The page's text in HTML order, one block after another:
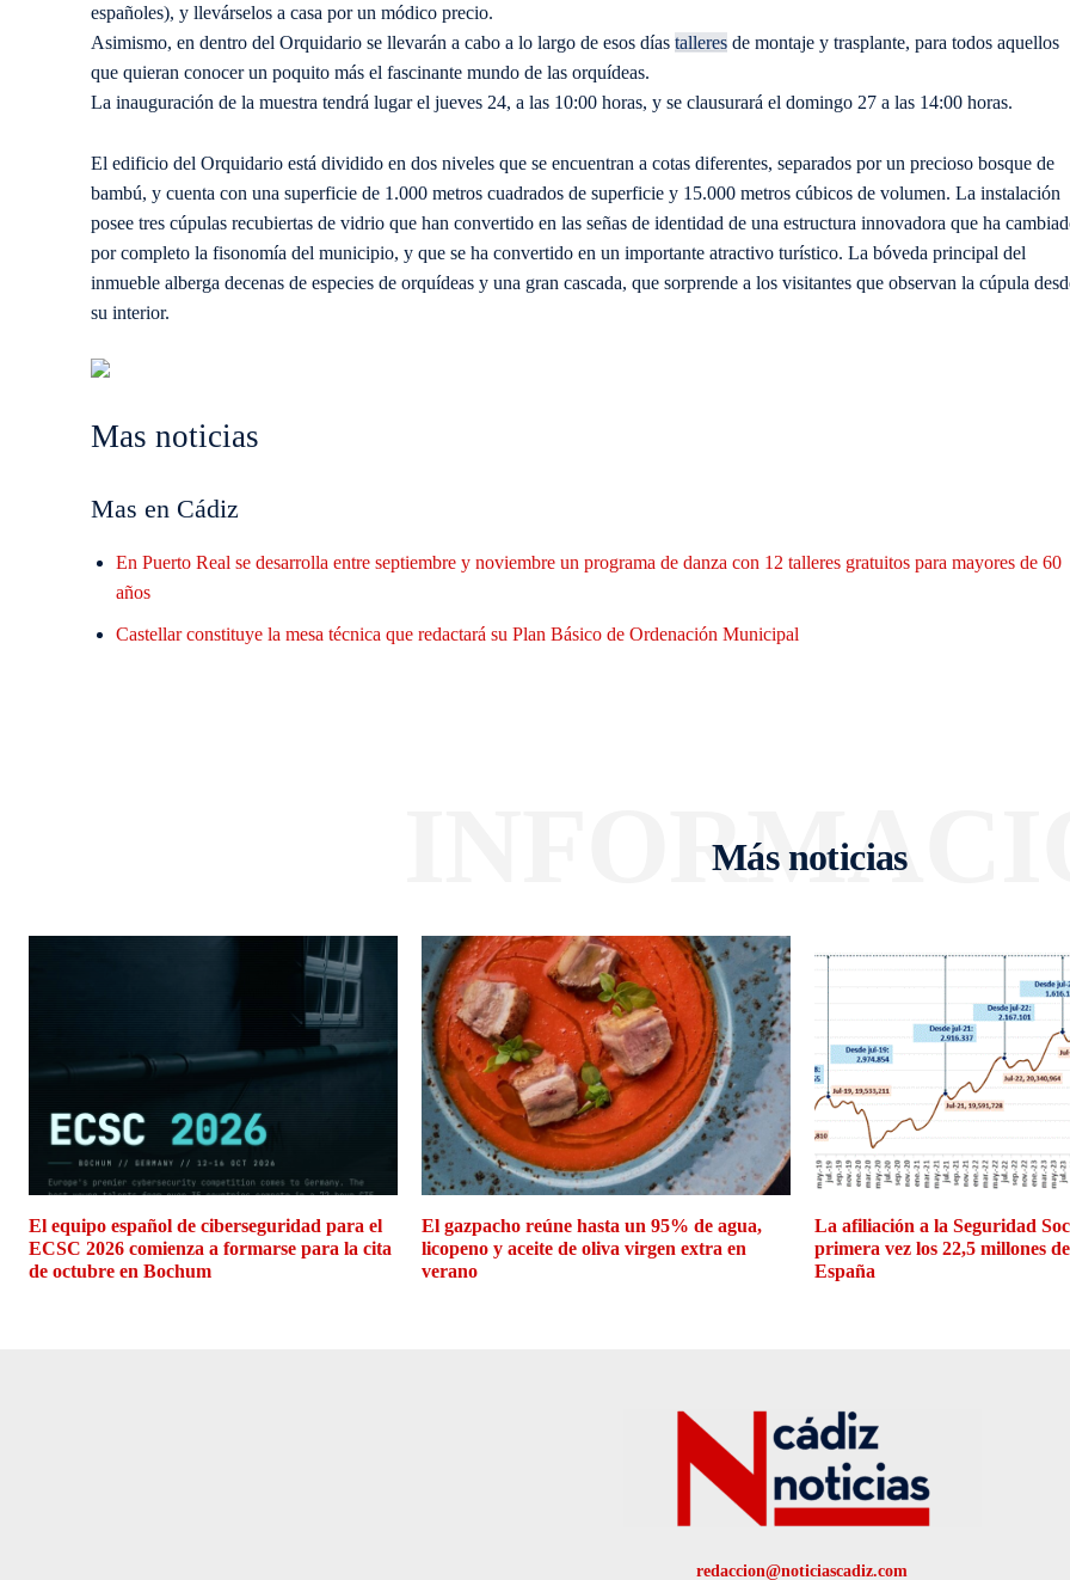
españoles), y llevárselos a casa por un módico precio.
Asimismo, en dentro del Orquidario se llevarán a cabo a lo largo de esos días talleres de montaje y trasplante, para todos aquellos
que quieran conocer un poquito más el fascinante mundo de las orquídeas.
La inauguración de la muestra tendrá lugar el jueves 24, a las 10:00 horas, y se clausurará el domingo 27 a las 14:00 horas.
El edificio del Orquidario está dividido en dos niveles que se encuentran a cotas diferentes, separados por un precioso bosque de
bambú, y cuenta con una superficie de 1.000 metros cuadrados de superficie y 15.000 metros cúbicos de volumen. La instalación
posee tres cúpulas recubiertas de vidrio que han convertido en las señas de identidad de una estructura innovadora que ha
por completo la fisonomía del municipio, y que se ha convertido en un importante atractivo turístico. La bóveda principal del
inmueble alberga decenas de especies de orquídeas y una gran cascada, que sorprende a los visitantes que observan la cúpula
su interior.
Mas noticias
Mas en Cádiz
En Puerto Real se desarrolla entre septiembre y noviembre un programa de danza con 12 talleres gratuitos para mayores de 60
años
Castellar constituye la mesa técnica que redactará su Plan Básico de Ordenación Municipal
Más noticias
El equipo español de ciberseguridad para el
ECSC 2026 comienza a formarse para la cita
de octubre en Bochum
El gazpacho reúne hasta un 95% de agua,
licopeno y aceite de oliva virgen extra en
verano
La afiliación a la Seguridad
primera vez los 22,5 millones
España
redaccion@noticiascadiz.com